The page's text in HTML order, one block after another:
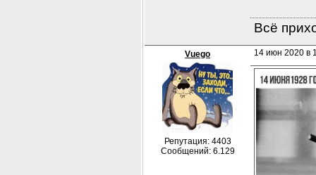
Всё
Vuego
Репутация: 4403
Сообщений: 6.129
14 июн 2020 в